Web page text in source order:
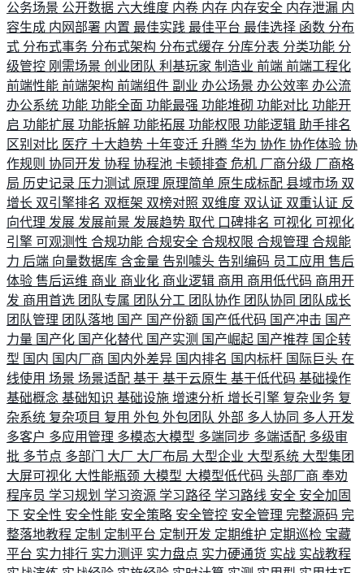
公务场景 公开数据 六大维度 内卷 内存 内存安全 内存泄漏 内
容生成 内网部署 内置 最佳实践 最佳平台 最佳选择 函数 分布
式 分布式事务 分布式架构 分布式缓存 分库分表 分类功能 分
级管控 刚需场景 创业团队 利基玩家 制造业 前端 前端工程化
前端性能 前端架构 前端组件 副业 办公场景 办公效率 办公流
办公系统 功能 功能全面 功能最强 功能堆砌 功能对比 功能开
启 功能扩展 功能拆解 功能拓展 功能权限 功能逻辑 助手排名
区别对比 医疗 十大趋势 十年变迁 升腾 华为 协作 协作体验 协
作规则 协同开发 协程 协程池 卡顿排查 危机 厂商分级 厂商格
局 历史记录 压力测试 原理 原理简单 原生成标配 县域市场 双
增长 双引擎排名 双框架 双榜对照 双维度 双认证 双重认证 反
向代理 发展 发展前景 发展趋势 取代 口碑排名 可视化 可视化
引擎 可观测性 合规功能 合规安全 合规权限 合规管理 合规能
力 后端 向量数据库 含金量 告别噱头 告别编码 员工应用 售后
体验 售后运维 商业 商业化 商业逻辑 商用 商用低代码 商用开
发 商用首选 团队专属 团队分工 团队协作 团队协同 团队成长
团队管理 团队落地 国产 国产份额 国产低代码 国产冲击 国产
力量 国产化 国产化替代 国产实测 国产崛起 国产推荐 国企转
型 国内 国内厂商 国内外差异 国内排名 国内标杆 国际巨头 在
线使用 场景 场景适配 基于 基于云原生 基于低代码 基础操作
基础概念 基础知识 基础设施 增速分析 增长引擎 复杂业务 复
杂系统 复杂项目 复用 外包 外包团队 外部 多人协同 多人开发
多客户 多应用管理 多模态大模型 多端同步 多端适配 多级审
批 多节点 多部门 大厂 大厂布局 大型企业 大型系统 大型集团
大屏可视化 大性能瓶颈 大模型 大模型低代码 头部厂商 奉劝
程序员 学习规划 学习资源 学习路径 学习路线 安全 安全加固
下 安全性 安全性能 安全策略 安全管控 安全管理 完整源码 完
整落地教程 定制 定制平台 定制开发 定期维护 定期巡检 宝藏
平台 实力排行 实力测评 实力盘点 实力硬通货 实战 实战教程